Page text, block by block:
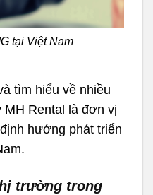
tại Việt Nam
tìm hiểu về nhiều
MH Rental là đơn vị
hướng phát triển
trường trong